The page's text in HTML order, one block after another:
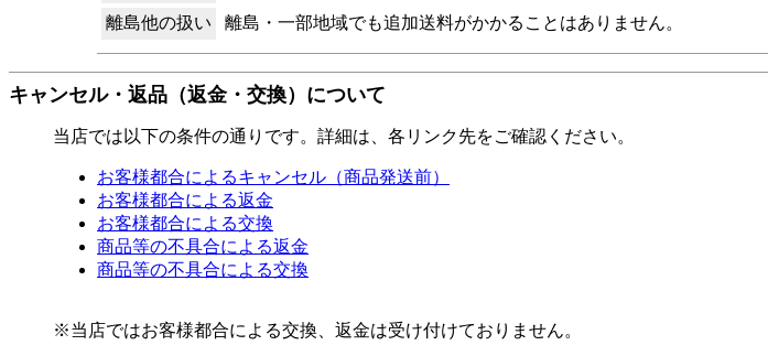
離島他の扱い
離島・一部地域でも追加送料がかかることはありません。
キャンセル・返品（返金・交換）について
当店では以下の条件の通りです。詳細は、各リンク先をご確認ください。
お客様都合によるキャンセル（商品発送前）
お客様都合による返金
お客様都合による交換
商品等の不具合による返金
商品等の不具合による交換
※当店ではお客様都合による交換、返金は受け付けておりません。